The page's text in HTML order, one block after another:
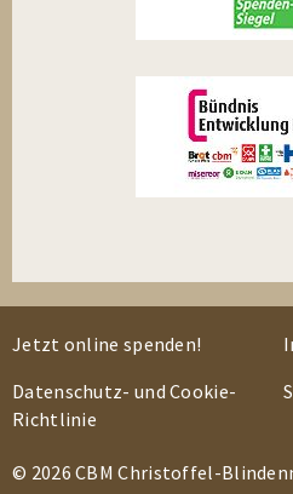
Jetzt online spenden!
Datenschutz- und Cookie-
Richtlinie
© 2026 CBM Christoffel-